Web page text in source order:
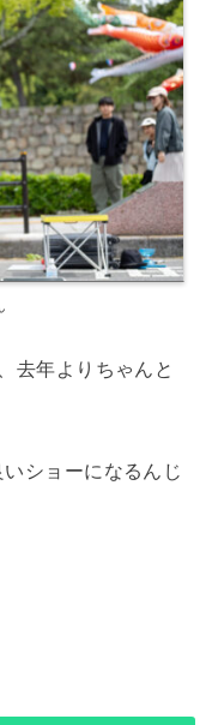
去年よりちゃんと
ショーになるんじ